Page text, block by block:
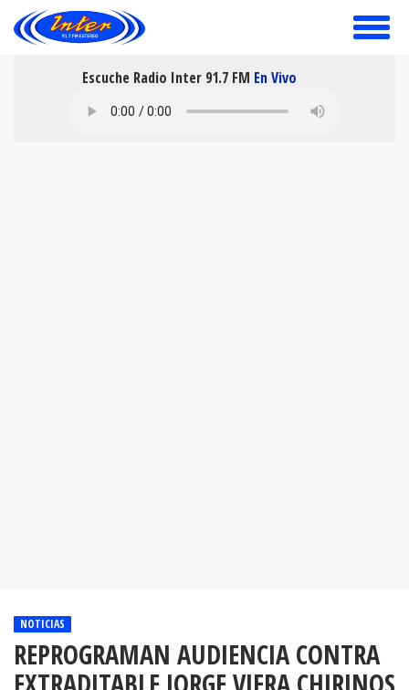
toggle
Escuche Radio Inter 91.7 FM En Vivo
NOTICIAS
REPROGRAMAN AUDIENCIA CONTRA